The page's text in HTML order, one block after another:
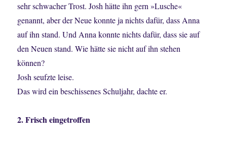
sehr schwacher Trost. Josh hätte ihn gern »Lusche«
genannt, aber der Neue konnte ja nichts dafür, dass Anna
auf ihn stand. Und Anna konnte nichts dafür, dass sie auf
den Neuen stand. Wie hätte sie nicht auf ihn stehen
können?
Josh seufzte leise.
Das wird ein beschissenes Schuljahr, dachte er.
2. Frisch eingetroffen